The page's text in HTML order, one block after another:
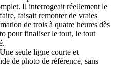
Il interrogeait réellement le
faisait remonter de vraies
de trois à quatre heures dès
pour finaliser le tout, le tout
seule ligne courte et
de photo de référence, sans